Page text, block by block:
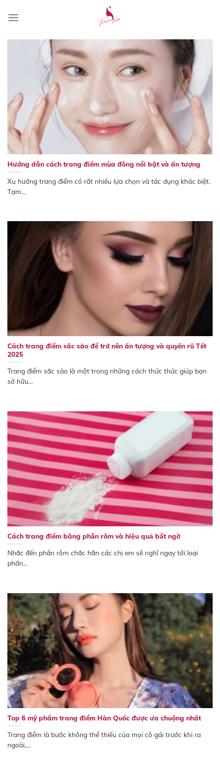
Hướng dẫn cách trang điểm mùa đông nổi bật và ấn tượng
Xu hướng trang điểm có rất nhiều lựa chọn và tác dụng khác biệt.
Tạm...
Cách trang điểm sắc sảo để trở nên ấn tượng và quyến rũ Tết
2025
Trang điểm sắc sảo là một trong những cách thức thức giúp bạn
sở hữu...
Cách trang điểm bằng phấn rôm và hiệu quả bất ngờ
Nhắc đến phấn rôm chắc hẳn các chị em sẽ nghĩ ngay tới loại
phấn...
Top 6 mỹ phẩm trang điểm Hàn Quốc được ưa chuộng nhất
Trang điểm là bước không thể thiếu của mọi cô gái trước khi ra
ngoài,...